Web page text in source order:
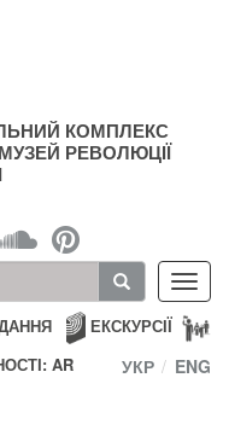
КОМПЛЕКС
РЕВОЛЮЦІЇ
ЕКСКУРСІЇ
AR
УКР ENG